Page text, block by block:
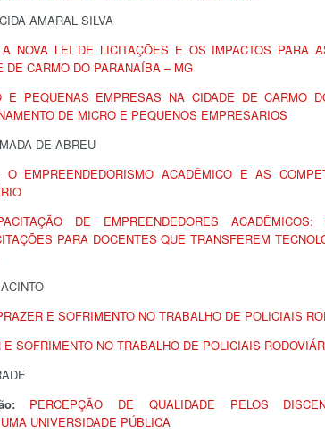
AMARAL SILVA
A NOVA LEI DE LICITAÇÕES E OS IMPACTOS PARA
DE CARMO DO PARANAÍBA – MG
E PEQUENAS EMPRESAS NA CIDADE DE CARMO
DE MICRO E PEQUENOS EMPRESARIOS
DE ABREU
O EMPREENDEDORISMO ACADÊMICO E AS
DE EMPREENDEDORES ACADÊMICOS:
PARA DOCENTES QUE TRANSFEREM
E SOFRIMENTO NO TRABALHO DE POLICIAIS
E SOFRIMENTO NO TRABALHO DE POLICIAIS
PERCEPÇÃO DE QUALIDADE PELOS
UNIVERSIDADE PÚBLICA